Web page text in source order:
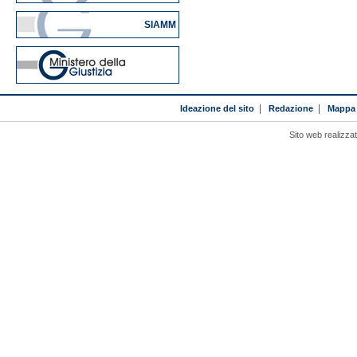
SIAMM
Ideazione del sito| Redazione|
Sito web